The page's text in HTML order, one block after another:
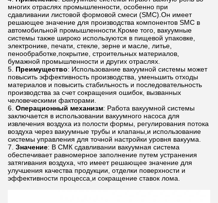
многих отраслях промышленности, особенно при
сдавливании листовой формовой смеси (SMC).Он имеет
решающее значение для производства компонентов SMC в
автомобильной промышленности.Кроме того, вакуумные
системы также широко используются в пищевой упаковке,
электронике, печати, стекле, зерне и масле, литье,
пенообработке,покрытие, строительных материалов,
бумажной промышленности и других отраслях.
Преимущество: Использование вакуумной системы может
повысить эффективность производства, уменьшить отходы
материалов и повысить стабильность и последовательность
производства за счет сокращения ошибок, вызванных
человеческими факторами.
Операционный механизм: Работа вакуумной системы
заключается в использовании вакуумного насоса для
извлечения воздуха из полости формы, регулирования потока
воздуха через вакуумные трубы и клапаны,и использование
системы управления для точной настройки уровня вакуума.
Значение: В СМК сдавливании вакуумная система
обеспечивает равномерное заполнение путем устранения
затягивания воздуха, что имеет решающее значение для
улучшения качества продукции, отделки поверхности и
эффективности процесса,и сокращение ставок лома.